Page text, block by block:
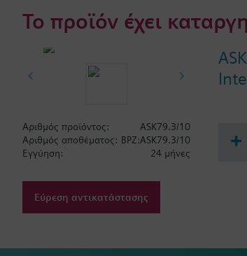
Το προϊόν έχει
Αριθμός προϊόντος:
ASK79.3/10
Αριθμός αποθέματος: BPZ:ASK79.3/10
Εγγύηση:
24 μήνες
Εύρεση αντικατάστασης